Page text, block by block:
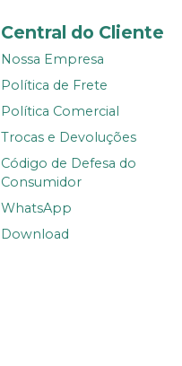
Central do Cliente
Nossa Empresa
Política de Frete
Política Comercial
Trocas e Devoluções
Código de Defesa do
Consumidor
WhatsApp
Download